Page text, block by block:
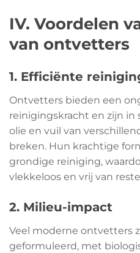
IV. Voordelen
van ontvetters
1. Efficiënte
Ontvetters bieden een
reinigingskracht en zijn
olie en vuil van
breken. Hun krachtige
grondige reiniging,
vlekkeloos en vrij van
2. Milieu-impact
Veel moderne ontvetters
geformuleerd, met